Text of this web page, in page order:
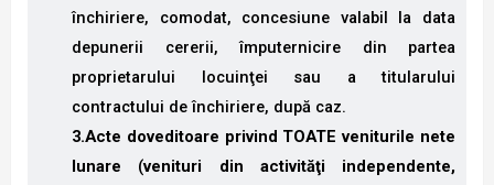
închiriere, comodat, concesiune valabil la data
depunerii cererii, împuternicire din partea
proprietarului locuinţei sau a titularului
contractului de închiriere, după caz.
3.Acte doveditoare privind TOATE veniturile nete
lunare (venituri din activităţi independente,